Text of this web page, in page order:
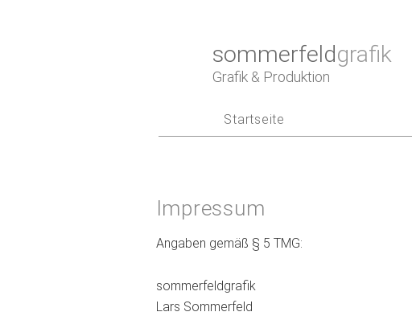
sommerfeldgrafik
Grafik & Produktion
Startseite
Impressum
Angaben gemäß § 5 TMG:
sommerfeldgrafik
Lars Sommerfeld